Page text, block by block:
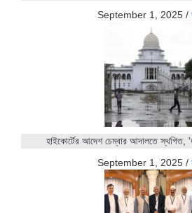
September 1, 2025 /
হাইকোর্টের আদেশ চেম্বার আদালতে স্থগিত,
September 1, 2025 /